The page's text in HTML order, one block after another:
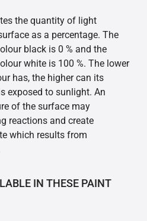
the quantity of light
as a percentage. The
black is 0 % and the
white is 100 %. The lower
has, the higher can its
exposed to sunlight. An
of the surface may
reactions and create
which results from
IN THESE PAINT